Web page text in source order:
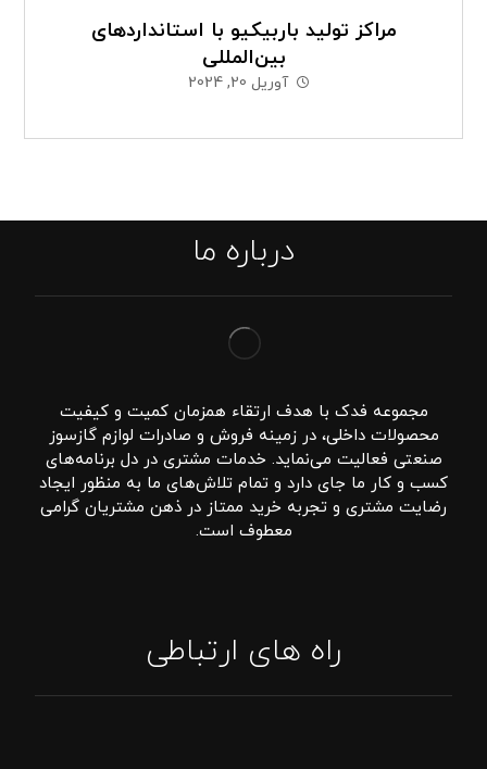
مراکز تولید باربیکیو با استانداردهای
بین‌المللی
آوریل 20, 2024
درباره ما
مجموعه فدک با هدف ارتقاء همزمان کمیت و کیفیت
محصولات داخلی، در زمینه فروش و صادرات لوازم گازسوز
صنعتی فعالیت می‌نماید. خدمات مشتری در دل برنامه‌های
کسب و کار ما جای دارد و تمام تلاش‌های ما به منظور ایجاد
رضایت مشتری و تجربه خرید ممتاز در ذهن مشتریان گرامی
معطوف است.
راه های ارتباطی